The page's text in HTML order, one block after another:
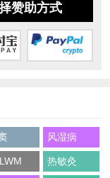
赞助方式
风湿病
热敏灸